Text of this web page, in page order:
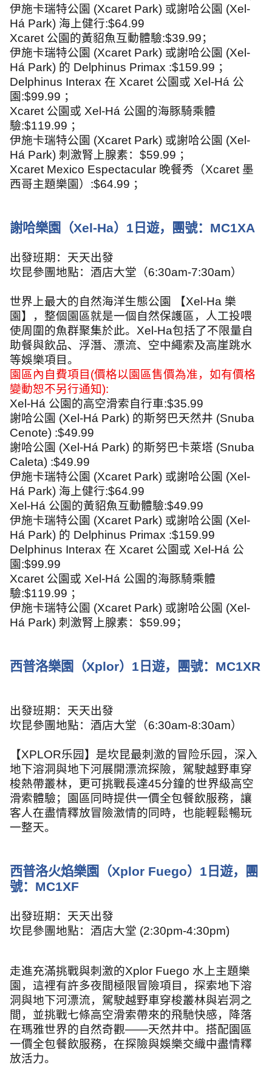
伊施卡瑞特公園 (Xcaret Park) 或謝哈公園 (Xel-
Há Park) 海上健行:$64.99
Xcaret 公園的黃貂魚互動體驗:$39.99；
伊施卡瑞特公園 (Xcaret Park) 或謝哈公園 (Xel-
Há Park) 的 Delphinus Primax :$159.99 ；
Delphinus Interax 在 Xcaret 公園或 Xel-Há 公
園:$99.99 ；
Xcaret 公園或 Xel-Há 公園的海豚騎乘體
驗:$119.99 ；
伊施卡瑞特公園 (Xcaret Park) 或謝哈公園 (Xel-
Há Park) 刺激腎上腺素： $59.99 ；
Xcaret Mexico Espectacular 晚餐秀（Xcaret 墨
西哥主題樂園） :$64.99 ；
謝哈樂園（Xel-Ha） 1 日遊，團號： MC1XA
出發班期：天天出發
坎昆參團地點： 酒店大堂（6:30am-7:30am）
世界上最大的自然海洋生態公園 【Xel-Ha 樂
園】，整個園區就是一個自然保護區，人工投喂
使周圍的魚群聚集於此。 Xel-Ha包括了不限量自
助餐與飲品、浮潛、漂流、空中繩索及高崖跳水
等娛樂項目。
園區內自費項目(價格以園區售價為准，如有價格
變動恕不另行通知):
Xel-Há 公園的高空滑索自行車:$35.99
謝哈公園 (Xel-Há Park) 的斯努巴天然井 (Snuba
Cenote) :$49.99
謝哈公園 (Xel-Há Park) 的斯努巴卡萊塔 (Snuba
Caleta) :$49.99
伊施卡瑞特公園 (Xcaret Park) 或謝哈公園 (Xel-
Há Park) 海上健行:$64.99
Xel-Há 公園的黃貂魚互動體驗:$49.99
伊施卡瑞特公園 (Xcaret Park) 或謝哈公園 (Xel-
Há Park) 的 Delphinus Primax :$159.99
Delphinus Interax 在 Xcaret 公園或 Xel-Há 公
園:$99.99
Xcaret 公園或 Xel-Há 公園的海豚騎乘體
驗:$119.99 ；
伊施卡瑞特公園 (Xcaret Park) 或謝哈公園 (Xel-
Há Park) 刺激腎上腺素： $59.99；
西普洛樂園（Xplor） 1 日遊，團號： MC1XR
出發班期：天天出發
坎昆參團地點： 酒店大堂（6:30am-8:30am）
【XPLOR乐园】是坎昆最刺激的冒险乐园，深入
地下溶洞與地下河展開漂流探險，駕駛越野車穿
梭熱帶叢林，更可挑戰長達45分鐘的世界級高空
滑索體驗；園區同時提供一價全包餐飲服務，讓
客人在盡情釋放冒險激情的同時，也能輕鬆暢玩
一整天。
西普洛火焰樂園（Xplor Fuego） 1 日遊，團
號： MC1XF
出發班期：天天出發
坎昆參團地點： 酒店大堂 (2:30pm-4:30pm)
走進充滿挑戰與刺激的Xplor Fuego 水上主題樂
園，這裡有許多夜間極限冒險項目，探索地下溶
洞與地下河漂流，駕駛越野車穿梭叢林與岩洞之
間，並挑戰七條高空滑索帶來的飛馳快感，降落
在瑪雅世界的自然奇觀——天然井中。搭配園區
一價全包餐飲服務，在探險與娛樂交織中盡情釋
放活力。